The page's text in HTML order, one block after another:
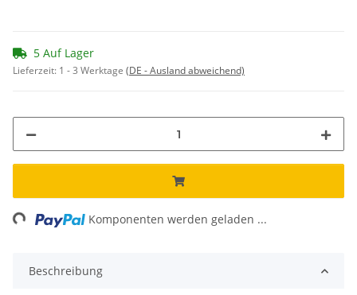
5 Auf Lager
Lieferzeit: 1 - 3 Werktage (DE - Ausland abweichend)
Komponenten werden geladen ...
Beschreibung